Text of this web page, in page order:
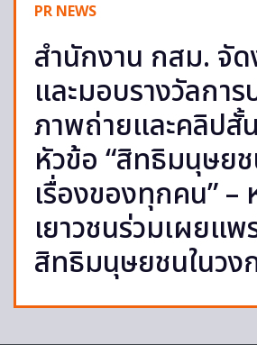
PR NEWS
สำนักงาน กสม. จัด
และมอบรางวัลการ
ภาพถ่ายและคลิปสั้
หัวข้อ “สิทธิมนุษย
เรื่องของทุกคน” –
เยาวชนร่วมเผยแ
สิทธิมนุษยชนในวง